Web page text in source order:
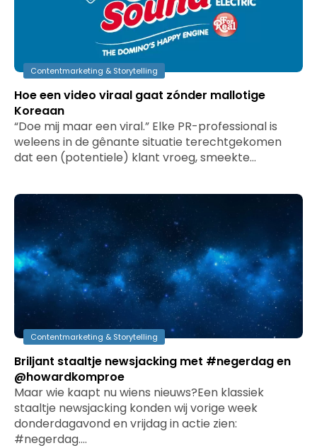
Contentmarketing & Storytelling
Hoe een video viraal gaat zónder mallotige
Koreaan
“Doe mij maar een viral.” Elke PR-professional is
weleens in de gênante situatie terechtgekomen
dat een (potentiele) klant vroeg, smeekte…
Contentmarketing & Storytelling
Briljant staaltje newsjacking met #negerdag en
@howardkomproe
Maar wie kaapt nu wiens nieuws?Een klassiek
staaltje newsjacking konden wij vorige week
donderdagavond en vrijdag in actie zien:
#negerdag.…